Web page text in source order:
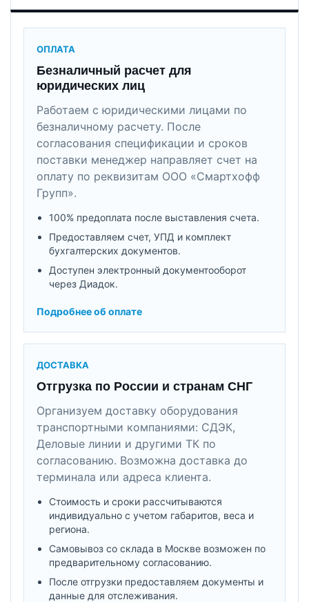
ОПЛАТА
Безналичный расчет для
юридических лиц
Работаем с юридическими лицами по
безналичному расчету. После
согласования спецификации и сроков
поставки менеджер направляет счет на
оплату по реквизитам ООО «Смартхофф
Групп».
100% предоплата после выставления счета.
Предоставляем счет, УПД и комплект
бухгалтерских документов.
Доступен электронный документооборот
через Диадок.
Подробнее об оплате
ДОСТАВКА
Отгрузка по России и странам СНГ
Организуем доставку оборудования
транспортными компаниями: СДЭК,
Деловые линии и другими ТК по
согласованию. Возможна доставка до
терминала или адреса клиента.
Стоимость и сроки рассчитываются
индивидуально с учетом габаритов, веса и
региона.
Самовывоз со склада в Москве возможен по
предварительному согласованию.
После отгрузки предоставляем документы и
данные для отслеживания.